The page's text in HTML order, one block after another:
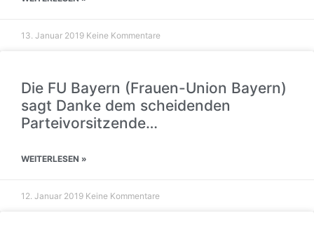
13. Januar 2019 Keine Kommentare
Die FU Bayern (Frauen-Union Bayern)
sagt Danke dem scheidenden
Parteivorsitzende…
WEITERLESEN »
12. Januar 2019 Keine Kommentare